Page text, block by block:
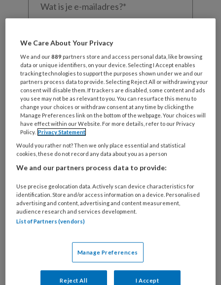
mailadres?
* *
je
wachtwoord* *
Kies
je
functie *
Bij
welke
organisatie
werk
je?
Untitled
Ontvang 2x per week de
KinderopvangTotaal nieuwsbrief
Ontvang iedere zondag het
Management Kinderopvang
Weekoverzicht
Ja, ik geef toestemming voor e-mails
van KinderopvangTotaal en
Springer Media B.V.
?
We Care About Your Privacy
We and our889 partners store and access personal data, like browsing
data or unique identifiers, on your device. Selecting I Accept enables
tracking technologies to support the purposes shown under we and our
partners process data to provide. Selecting Reject All or withdrawing your
consent will disable them. If trackers are disabled, some content and ads
you see may not be as relevant to you. You can resurface this menu to
change your choices or withdraw consent at any time by clicking the
Manage Preferences link on the bottom of the webpage. Your choices will
have effect within our Website. For more details, refer to our Privacy
Policy. Privacy Statement
Would you rather not? Then we only place essential and statistical
cookies, these do not record any data about you as a person
We and our partners process data to provide:
Use precise geolocation data. Actively scan device characteristics for
identification. Store and/or access information on a device. Personalised
advertising and content, advertising and content measurement,
audience research and services development.
List of Partners (vendors)
Manage Preferences
Reject All I Accept